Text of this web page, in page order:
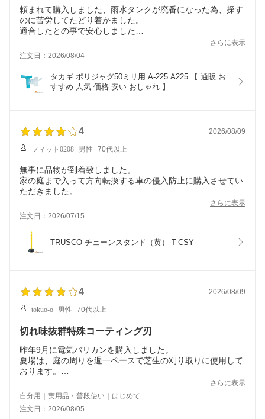
頼まれて購入しました、雨水タンクが廃番になった為、探す
のに苦労してたどり着かました。
適合したとの事で安心しました
さらに表示
注文日：2026/08/04
タカギ ポリジャグ50ミリ用 A-225 A225 【 通販 お
すすめ 人気 価格 安い おしゃれ 】
4 2026/08/09
フィット0208 男性 70代以上
無事に品物が到着致しました。
家の庭まで入って方向転換する車の侵入防止に購入させてい
ただきました。
さらに表示
注文日：2026/07/15
TRUSCO チェーンスタンド（黄） T-CSY
4 2026/08/09
tokuo-o 男性 70代以上
切れ味抜群特殊コーティング刃
昨年9月に電気バリカンを購入しました。
夏場は、庭の周りを週一ペースで芝生の刈り取りに使用して
おります。
ここ3カ月前から切れ味が悪くなり、今回の購入に到りまし
た。
研ぐ事が出来れば別ですが、このタイプは消耗品の取り扱い
しか出来ません。
さらに表示
自分用｜実用品・普段使い｜はじめて
注文日：2026/08/05